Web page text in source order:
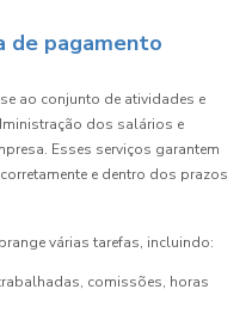
de pagamento
ao conjunto de atividades e
dos salários e
Esses serviços garantem
e dentro dos prazos
várias tarefas, incluindo:
comissões, horas